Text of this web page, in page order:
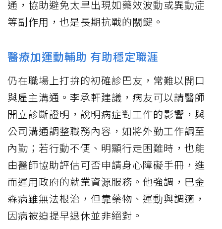
通，協助避免太早出現如藥效波動或異動症
等副作用，也是長期抗戰的關鍵。
醫療加運動輔助 有助穩定職涯
仍在職場上打拚的初確診巴友，常難以開口
與雇主溝通。李承軒建議，病友可以請醫師
開立診斷證明，說明病症對工作的影響，與
公司溝通調整職務內容，如將外勤工作調至
內勤；若行動不便、明顯行走困難時，也能
由醫師協助評估可否申請身心障礙手冊，進
而運用政府的就業資源服務。他強調，巴金
森病雖無法根治，但靠藥物、運動與調適，
因病被迫提早退休並非絕對。